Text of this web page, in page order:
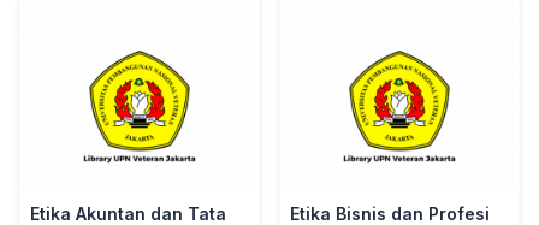
Etika Akuntan dan Tata
Etika Bisnis dan Profesi